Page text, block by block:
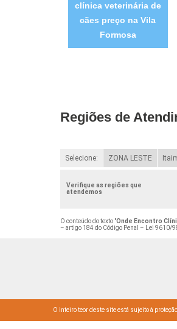
clínica veterinária de
cães preço na Vila
Formosa
Regiões de
Selecione: ZONA LESTE
Verifique as regiões que
atendemos
O conteúdo do texto "Onde Encontro
– artigo 184 do Código Penal – Lei 9610/
O inteiro teor deste site está sujeito à